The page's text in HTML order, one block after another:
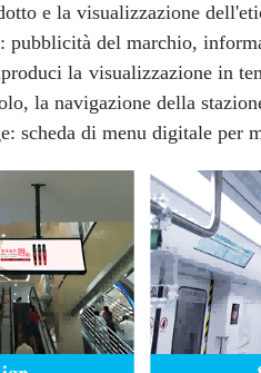
e la visualizzazione
pubblicità del marchio,
la visualizzazione in
la navigazione della
scheda di menu digitale per